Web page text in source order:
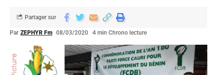
Par ZEPHYR Fm 08/03/2020 4 min Chrono lecture
Partager sur